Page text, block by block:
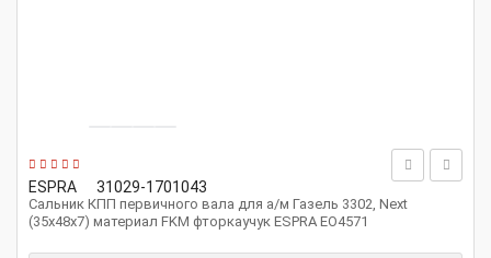
ESPRA 31029-1701043
Сальник КПП первичного вала для а/м Газель 3302, Next
(35х48х7) материал FKM фторкаучук ESPRA EO4571